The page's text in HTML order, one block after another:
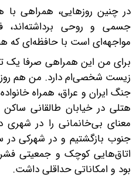
در چنین روزهایی، همراهی
جسمی و روحی
مواجهه‌ای است با حافظه‌ای که
برای من این همراهی صرفا یک
زیست شخصی‌ام دارد. من هم
جنگ ایران و عراق، همراه
هتلی در خیابان طالقانی ساکن
معنای بی‌خانمانی را در شهری
جنوب بازگشتیم و در شهرکی در
اتاق‌هایی کوچک و جمعیتی
بود و امکاناتی حداقلی داشت.